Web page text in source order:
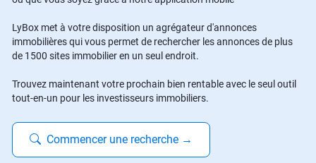
LyBox met à votre disposition un agrégateur d'annonces
immobilières qui vous permet de rechercher les annonces de plus
de 1500 sites immobilier en un seul endroit.
Trouvez maintenant votre prochain bien rentable avec le seul outil
tout-en-un pour les investisseurs immobiliers.
Commencer une recherche →